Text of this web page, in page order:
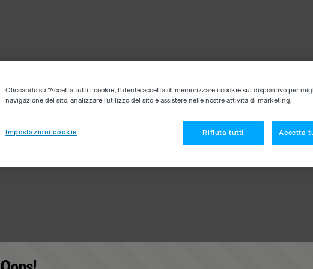
Cliccando su “Accetta tutti i cookie”, l'utente accetta di memorizzare i cookie sul dispositivo per
navigazione del sito, analizzare l'utilizzo del sito e assistere nelle nostre attività di marketing.
Impostazioni cookie Rifiuta tutti Accetta